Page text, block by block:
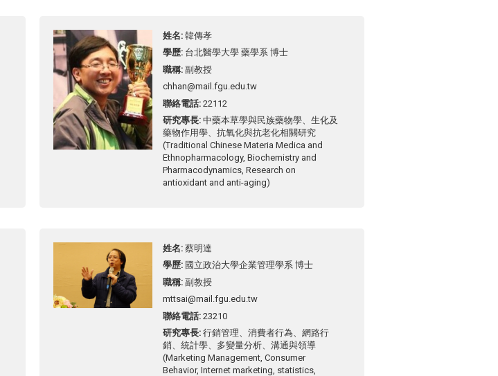
姓名 韓傳孝
學歷 台北醫學大學 藥學系 博士
職稱 副教授
chhan@mail.fgu.edu.tw
聯絡電話 22112
研究專長 中藥本草學與民族藥物學、生化及
藥物作用學、抗氧化與抗老化相關研究
(Traditional Chinese Materia Medica and
Ethnopharmacology, Biochemistry and
Pharmacodynamics, Research on
antioxidant and anti-aging)
姓名 蔡明達
學歷 國立政治大學企業管理學系 博士
職稱 副教授
mttsai@mail.fgu.edu.tw
聯絡電話 23210
研究專長 行銷管理、消費者行為、網路行
銷、統計學、多變量分析、溝通與領導
(Marketing Management, Consumer
Behavior, Internet marketing, statistics,